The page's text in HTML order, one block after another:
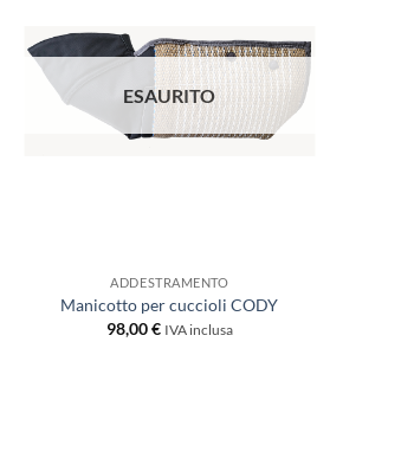
ESAURITO
ADDESTRAMENTO
Manicotto per cuccioli CODY
98,00€ IVA inclusa